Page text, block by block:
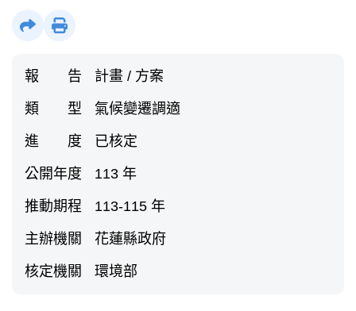
報 告 計畫 / 方案
類 型 氣候變遷調適
進 度 已核定
公開年度 113 年
推動期程 113-115 年
主辦機關 花蓮縣政府
核定機關 環境部